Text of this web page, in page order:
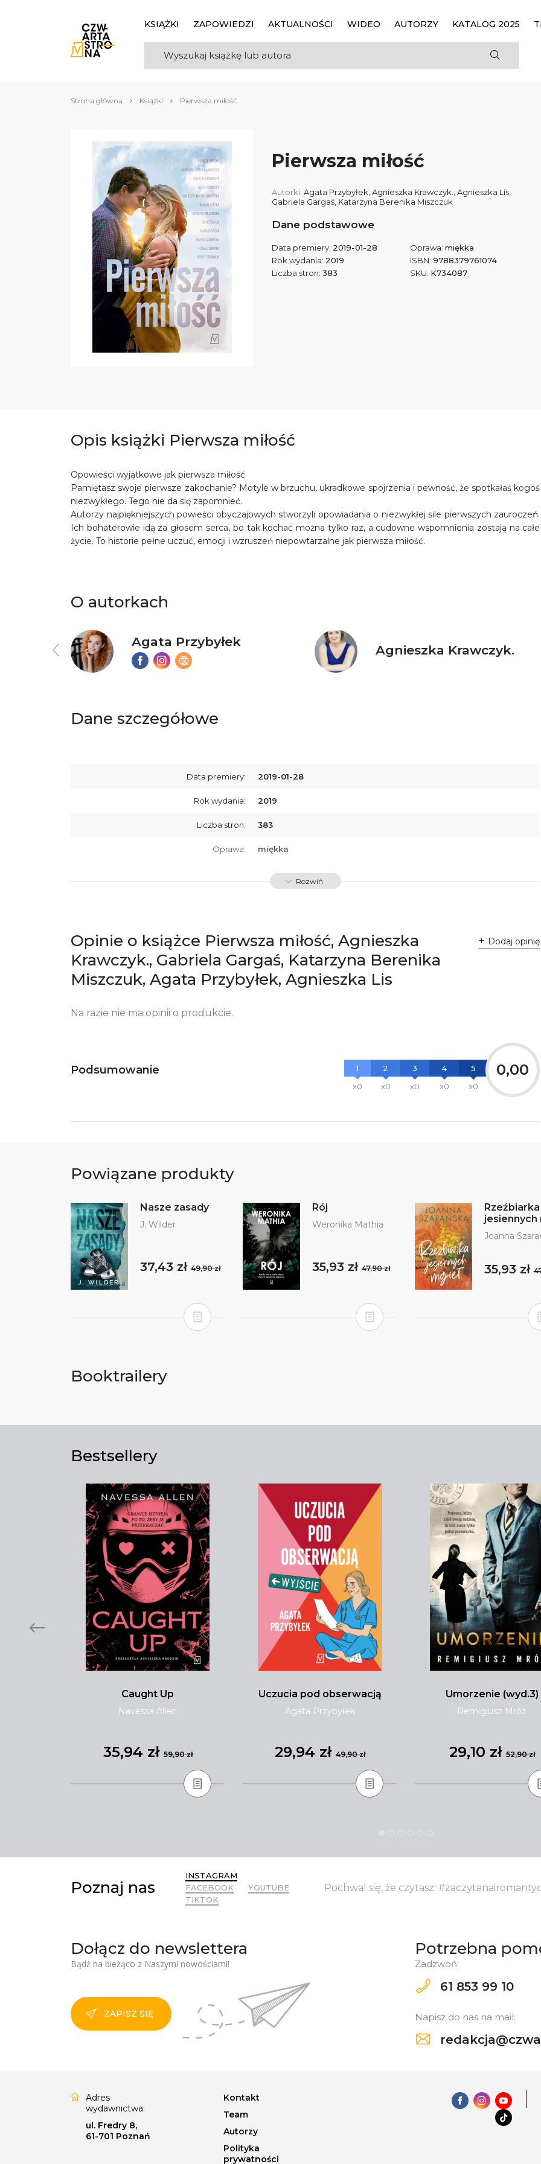
KSIĄŻKI ZAPOWIEDZI AKTUALNOŚCI WIDEO AUTORZY KATALOG 2025
Strona główna Książki Pierwsza miłość
Pierwsza miłość
Autorki: Agata Przybyłek Agnieszka Krawczyk. Agnieszka Lis,
Gabriela Gargaś, Katarzyna Berenika Miszczuk
Dane podstawowe
Data premiery: 2019-01-28
Rok wydania: 2019
Liczba stron: 383
Oprawa: miękka
ISBN: 9788379761074
SKU: K734087
Opis książki Pierwsza miłość
Opowieści wyjątkowe jak pierwsza miłość
Pamiętasz swoje pierwsze zakochanie? Motyle w brzuchu, ukradkowe spojrzenia i pewność, że spotkałaś kogoś
niezwykłego. Tego nie da się zapomnieć.
Autorzy najpiękniejszych powieści obyczajowych stworzyli opowiadania o niezwykłej sile pierwszych zauroczeń.
Ich bohaterowie idą za głosem serca, bo tak kochać można tylko raz, a cudowne wspomnienia zostają na całe
życie. To historie pełne uczuć, emocji i wzruszeń niepowtarzalne jak pierwsza miłość.
O autorkach
Agata Przybyłek
Agnieszka Krawczyk.
Dane szczegółowe
Data premiery: 2019-01-28
Rok wydania: 2019
Liczba stron: 383
Oprawa: miękka
9788379761074
Rozwiń
Opinie o książce Pierwsza miłość, Agnieszka
Krawczyk., Gabriela Gargaś, Katarzyna Berenika
Miszczuk, Agata Przybyłek, Agnieszka Lis
Dodaj opinię
Na razie nie ma opinii o produkcie.
Podsumowanie
1
x0
2
x0
3
x0
4
x0
5
x0
0,00
Powiązane produkty
Nasze zasady
J. Wilder
37,43 zł49,90 zł
Rój
Weronika Mathia
35,93 zł47,90 zł
Rzeźbiarka
jesiennych
Joanna
35,93 zł
Booktrailery
Bestsellery
Caught Up
Navessa Allen
35,94 zł59,90 zł
Uczucia pod obserwacją
Agata Przybyłek
29,94 zł49,90 zł
Umorzenie (wyd.3)
Remigiusz Mróz
29,10 zł52,90 zł
Poznaj nas
INSTAGRAM
FACEBOOK
YOUTUBE
TIKTOK
Pochwal się, że czytasz:
Dołącz do newslettera
Bądź na bieżąco z Naszymi nowościami!
ZAPISZ SIĘ
Potrzebna
Zadzwoń:
61 853 99 10
Napisz do nas na mail:
Adres
wydawnictwa:
ul. Fredry 8,
61-701 Poznań
Kontakt
Team
Autorzy
Polityka
prywatności